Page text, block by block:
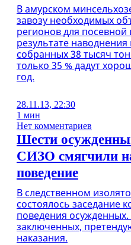
В амурском
завозу необходимых
регионов для
результате
собранных 38 тысяч
только 35 % дадут
год.
28.11.13, 22:30
1 мин
Нет комментариев
Шести
СИЗО смягчили
поведение
В следственном
состоялось заседание
поведения
заключенных,
наказания.